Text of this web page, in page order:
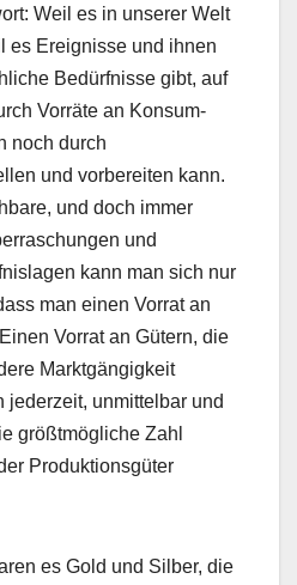
Weil es in unserer Welt
es Ereignisse und ihnen
Bedürfnisse gibt, auf
Vorräte an Konsum-
noch durch
und vorbereiten kann.
und doch immer
und
kann man sich nur
man einen Vorrat an
Vorrat an Gütern, die
Marktgängigkeit
jederzeit, unmittelbar und
größtmögliche Zahl
Produktionsgüter
es Gold und Silber, die